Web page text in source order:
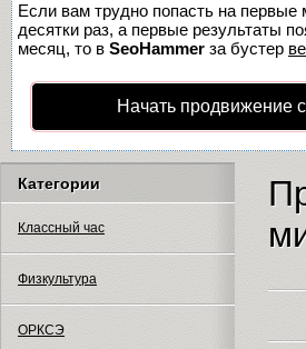
Если вам трудно попасть на первые
десятки раз, а первые результаты
месяц, то в SeoHammer за бустер
Начать продвижение
Категории
Классный час
Физкультура
ОРКСЭ